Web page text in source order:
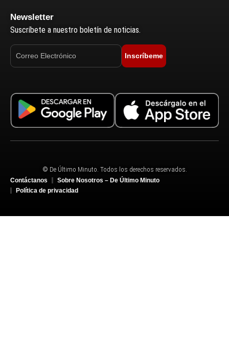
Newsletter
Suscríbete a nuestro boletín de noticias.
Inscríbeme
© De Último Minuto. Todos los derechos reservados.
Contáctanos
Sobre Nosotros – De Último Minuto
Política de privacidad